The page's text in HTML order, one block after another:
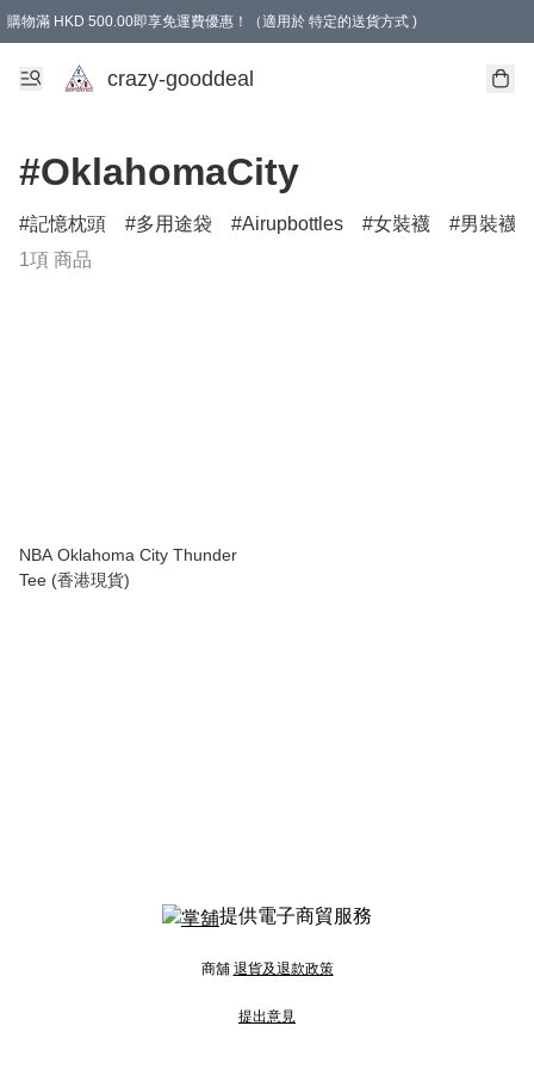
購物滿 HKD 500.00即享免運費優惠！（適用於 特定的送貨方式 )
成為會員可享免費禮品
crazy-gooddeal
#OklahomaCity
記憶枕頭 多用途袋 Airupbottles 女裝襪
男裝襪
1項 商品
NBA Oklahoma City Thunder
Tee (香港現貨)
提供電子商貿服務
商舖 退貨及退款政策
提出意見